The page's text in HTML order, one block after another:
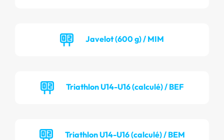
Javelot (600 g) / MIM
Triathlon U14-U16 (calculé) / BEF
Triathlon U14-U16 (calculé) / BEM